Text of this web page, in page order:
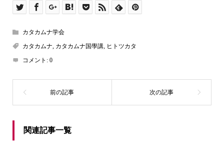
カタカムナ学会
カタカムナ カタカムナ国學講, ヒトツカタ
コメント: 0
関連記事一覧